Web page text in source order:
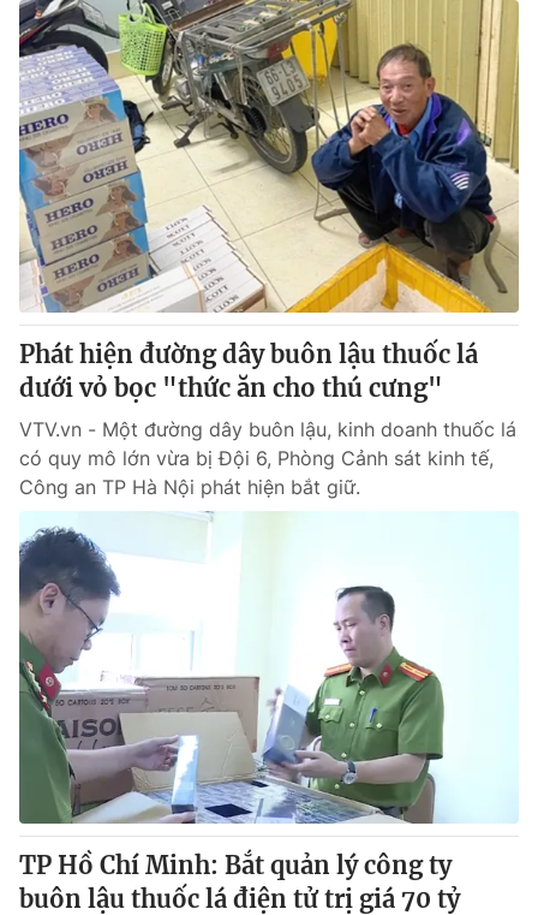
Video Shorts video
VTV Money VTV Thể thao
VTV Sức khoẻ Bất động sản
Thị trường 24h Tấm lòng Việt
VTV4 Vươn mình bằng AI
VTV9 VTV8
Liên hệ tòa soạn English
THỜI BÁO VTV
Theo dõi báo trên
Cơ quan chủ quản:Đài Truyền hình Việt Nam
Cơ quan báo chí:Thời báo VTV
Giấy phép hoạt động báo in và báo điện tử số 483/GP-BTTTT
cấp ngày 29/12/2023
Tổng Biên tập:Vũ Thanh Thủy
Phó Tổng Biên tập:Nguyễn Thị Mỹ Hạnh, Phạm Quốc Thắng,
Nguyễn Trọng Ninh
Phát hiện đường dây buôn lậu thuốc lá
dưới vỏ bọc "thức ăn cho thú cưng"
VTV.vn - Một đường dây buôn lậu, kinh doanh thuốc lá
có quy mô lớn vừa bị Đội 6, Phòng Cảnh sát kinh tế,
Công an TP Hà Nội phát hiện bắt giữ.
TP Hồ Chí Minh: Bắt quản lý công ty
buôn lậu thuốc lá điện tử trị giá 70 tỷ